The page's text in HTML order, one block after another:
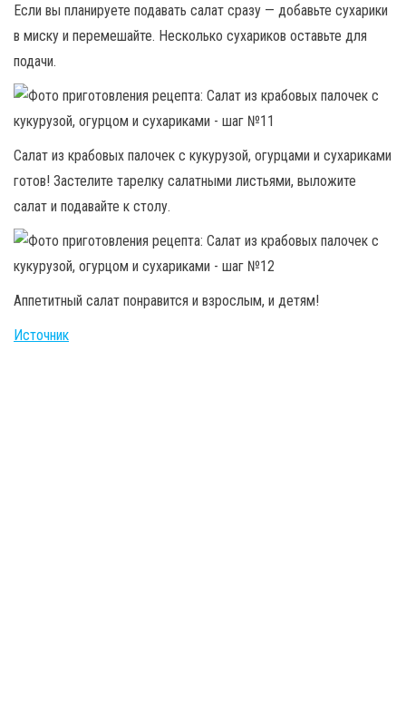
Если вы планируете подавать салат сразу — добавьте сухарики
в миску и перемешайте. Несколько сухариков оставьте для
подачи.
Салат из крабовых палочек с кукурузой, огурцами и сухариками
готов! Застелите тарелку салатными листьями, выложите
салат и подавайте к столу.
Аппетитный салат понравится и взрослым, и детям!
Источник